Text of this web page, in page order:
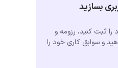
بسازید
ثبت کنید، رزومه و
و سوابق کاری خود را